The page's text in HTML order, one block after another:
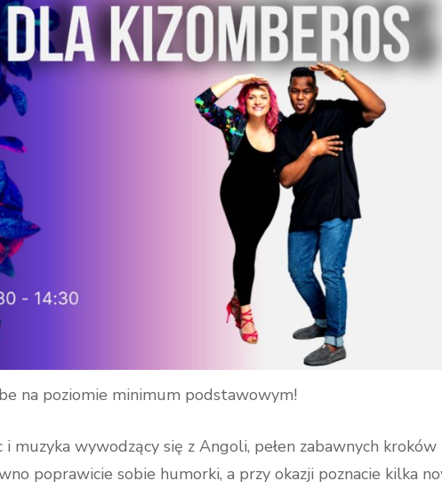
na poziomie minimum podstawowym!
muzyka wywodzący się z Angoli, pełen zabawnych kroków
poprawicie sobie humorki, a przy okazji poznacie kilka